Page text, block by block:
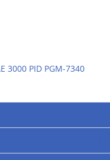
3000 PID PGM-7340